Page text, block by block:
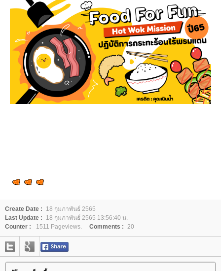
Create Date :
18 กุมภาพันธ์ 2565
Last Update :
18 กุมภาพันธ์ 2565 13:56:40 น.
Counter :
1511 Pageviews. Comments : 20